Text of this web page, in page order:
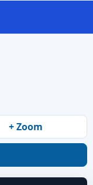
+ Zoom